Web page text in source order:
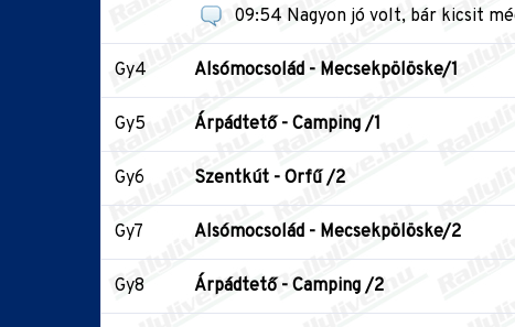
09:54 Nagyon jó volt, bár kicsit
Gy4 Alsómocsolád - Mecsekpölöske/1
Gy5 Árpádtető - Camping /1
Gy6 Szentkút - Orfű /2
Gy7 Alsómocsolád - Mecsekpölöske/2
Gy8 Árpádtető - Camping /2